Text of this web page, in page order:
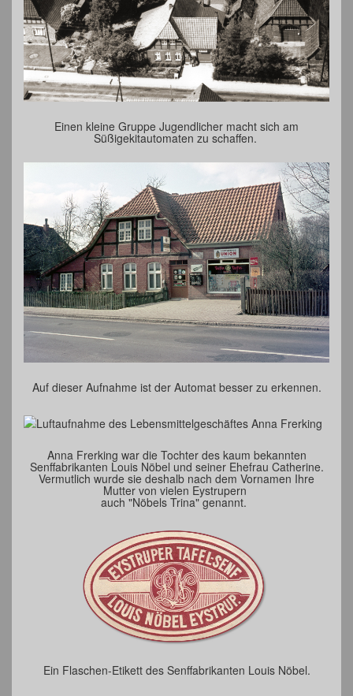
Einen kleine Gruppe Jugendlicher macht sich am
Süßigekitautomaten zu schaffen.
Auf dieser Aufnahme ist der Automat besser zu erkennen.
Anna Frerking war die Tochter des kaum bekannten
Senffabrikanten Louis Nöbel und seiner Ehefrau Catherine.
Vermutlich wurde sie deshalb nach dem Vornamen Ihre
Mutter von vielen Eystrupern
auch "Nöbels Trina" genannt.
Ein Flaschen-Etikett des Senffabrikanten Louis Nöbel.